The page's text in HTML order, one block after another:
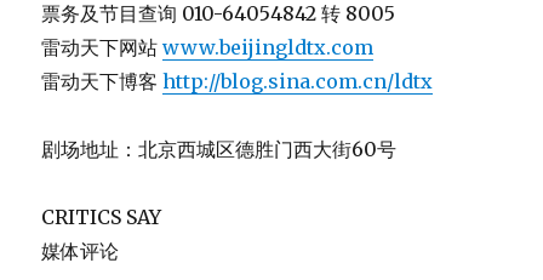
票务及节目查询 010-64054842 转 8005
雷动天下网站www.beijingldtx.com
雷动天下博客http://blog.sina.com.cn/ldtx
剧场地址：北京西城区德胜门西大街60号
CRITICS SAY
媒体评论